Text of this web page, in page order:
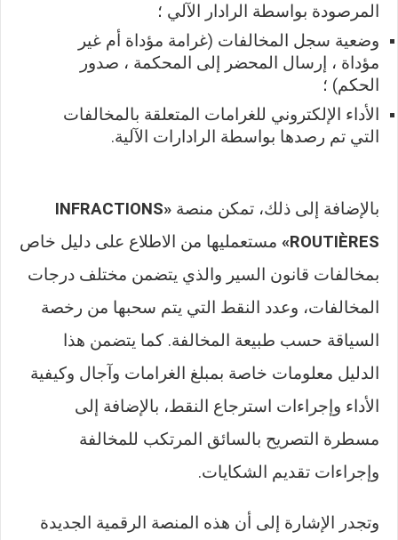
المرصودة بواسطة الرادار الآلي ؛
وضعية سجل المخالفات (غرامة مؤداة أم غير
مؤداة ، إرسال المحضر إلى المحكمة ، صدور
الحكم) ؛
الأداء الإلكتروني للغرامات المتعلقة بالمخالفات
التي تم رصدها بواسطة الرادارات الآلية.
بالإضافة إلى ذلك، تمكن منصة
«INFRACTIONS
ROUTIÈRES»
مستعمليها من الاطلاع على دليل خاص
بمخالفات قانون السير والذي يتضمن مختلف درجات
المخالفات، وعدد النقط التي يتم سحبها من رخصة
السياقة حسب طبيعة المخالفة. كما يتضمن هذا
الدليل معلومات خاصة بمبلغ الغرامات وآجال وكيفية
الأداء وإجراءات استرجاع النقط، بالإضافة إلى
مسطرة التصريح بالسائق المرتكب للمخالفة
وإجراءات تقديم الشكايات.
وتجدر الإشارة إلى أن هذه المنصة الرقمية الجديدة